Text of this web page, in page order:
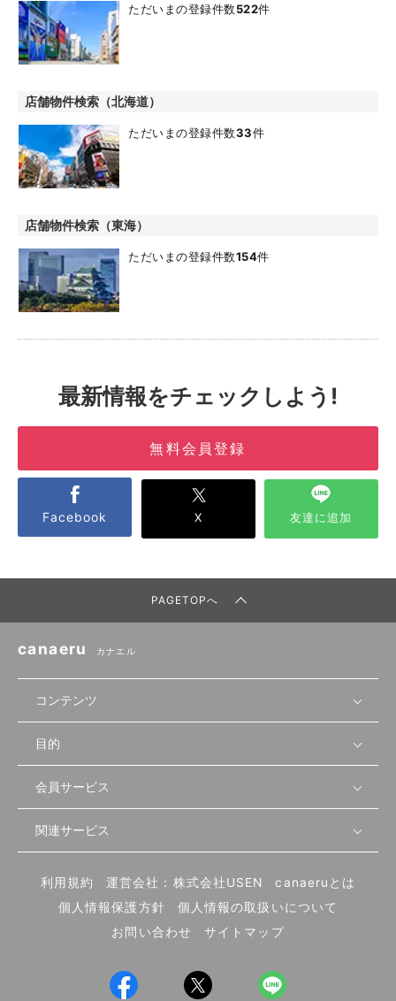
ただいまの登録件数522件
店舗物件検索（北海道）
ただいまの登録件数33件
店舗物件検索（東海）
ただいまの登録件数154件
最新情報をチェックしよう!
無料会員登録
Facebook X 友達に追加
PAGETOPへ
canaeru カナエル
コンテンツ
無料開業相談
セミナー情報
セミナー動画
物件を探す
首都圏
北海道
先輩開業者の声
開業・経営に関する記事
編集ポリシー
業態別の開業方法
UIターン開業特集
目的
店舗運営
物件
内装・設備
食材・仕入れ
会員サービス
会員登録
ログイン
関連サービス
飲食店サクセスガイド（外部サイト）
利用規約 運営会社：株式会社USEN
canaeruとは
個人情報保護方針
個人情報の取扱いについて
お問い合わせ
サイトマップ